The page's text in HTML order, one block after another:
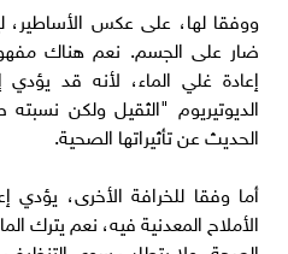
ووفقا لها، على عكس الأساطير،
ضار على الجسم. نعم هناك
إعادة غلي الماء، لأنه قد
الديوتيريوم "الثقيل ولكن
الحديث عن تأثيراتها الصحية.
أما وفقا للخرافة الأخرى، يؤدي
الأملاح المعدنية فيه، نعم يترك